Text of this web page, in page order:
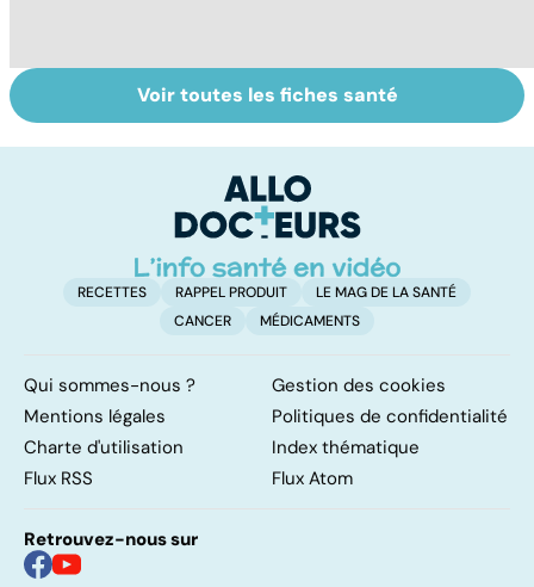
Tout savoir sur
les infections
Covid-19 : tout
savoir sur la
Voir toutes les fiches santé
RECETTES RAPPEL PRODUIT
LE MAG DE LA SANTÉ
CANCER
MÉDICAMENTS
Qui sommes-nous ?
Gestion des cookies
Mentions légales
Politiques de confidentialité
Charte d'utilisation
Index thématique
Flux RSS
Flux Atom
Retrouvez-nous sur